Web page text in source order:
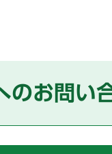
のお問い